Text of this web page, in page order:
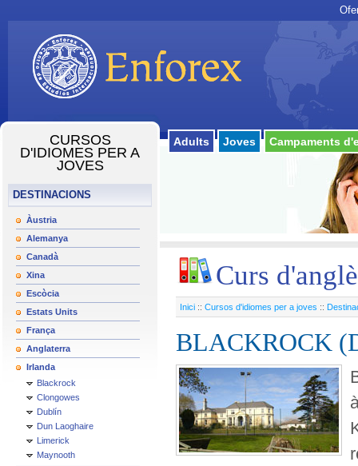
Adults Joves Campaments
CURSOS
D'IDIOMES PER A
JOVES
DESTINACIONS
Àustria
Alemanya
Canadà
Xina
Escòcia
Estats Units
França
Anglaterra
Irlanda
Blackrock
Clongowes
Dublín
Dun Laoghaire
Limerick
Maynooth
Curs
Inici :: Cursos d'idiomes per a joves ::
BLACKROCK